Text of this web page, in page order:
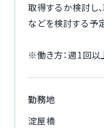
取得するか検討し
などを検討する予
※働き方：週1回以
勤務地
淀屋橋